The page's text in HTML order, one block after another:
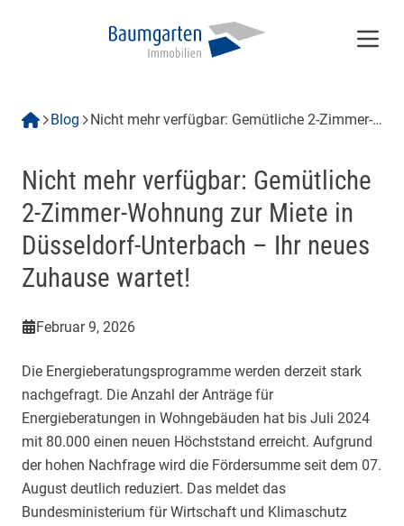
Blog
Nicht mehr verfügbar: Gemütliche 2-Zimmer-
– Ihr neues Zuhause wartet!
Nicht mehr verfügbar: Gemütliche
2-Zimmer-Wohnung zur Miete in
Düsseldorf-Unterbach – Ihr neues
Zuhause wartet!
Februar 9, 2026
Die Energieberatungsprogramme werden derzeit stark
nachgefragt. Die Anzahl der Anträge für
Energieberatungen in Wohngebäuden hat bis Juli 2024
mit 80.000 einen neuen Höchststand erreicht. Aufgrund
der hohen Nachfrage wird die Fördersumme seit dem 07.
August deutlich reduziert. Das meldet das
Bundesministerium für Wirtschaft und Klimaschutz